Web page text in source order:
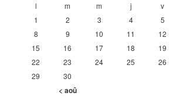
l
m m j v
1
2 3 4 5
8
9 10 11 12
15
16 17 18 19
22
23 24 25 26
29
30
< aoû